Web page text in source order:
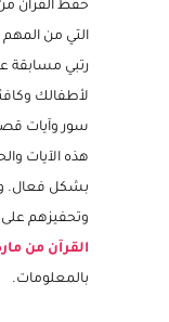
5| تحدي الحفظ
حفظ القرآن
التي من
رتبي مسابقة
لأطفالك
سور وآيات
هذه الآيات
بشكل فعال.
وتحفيزهم
القرآن من